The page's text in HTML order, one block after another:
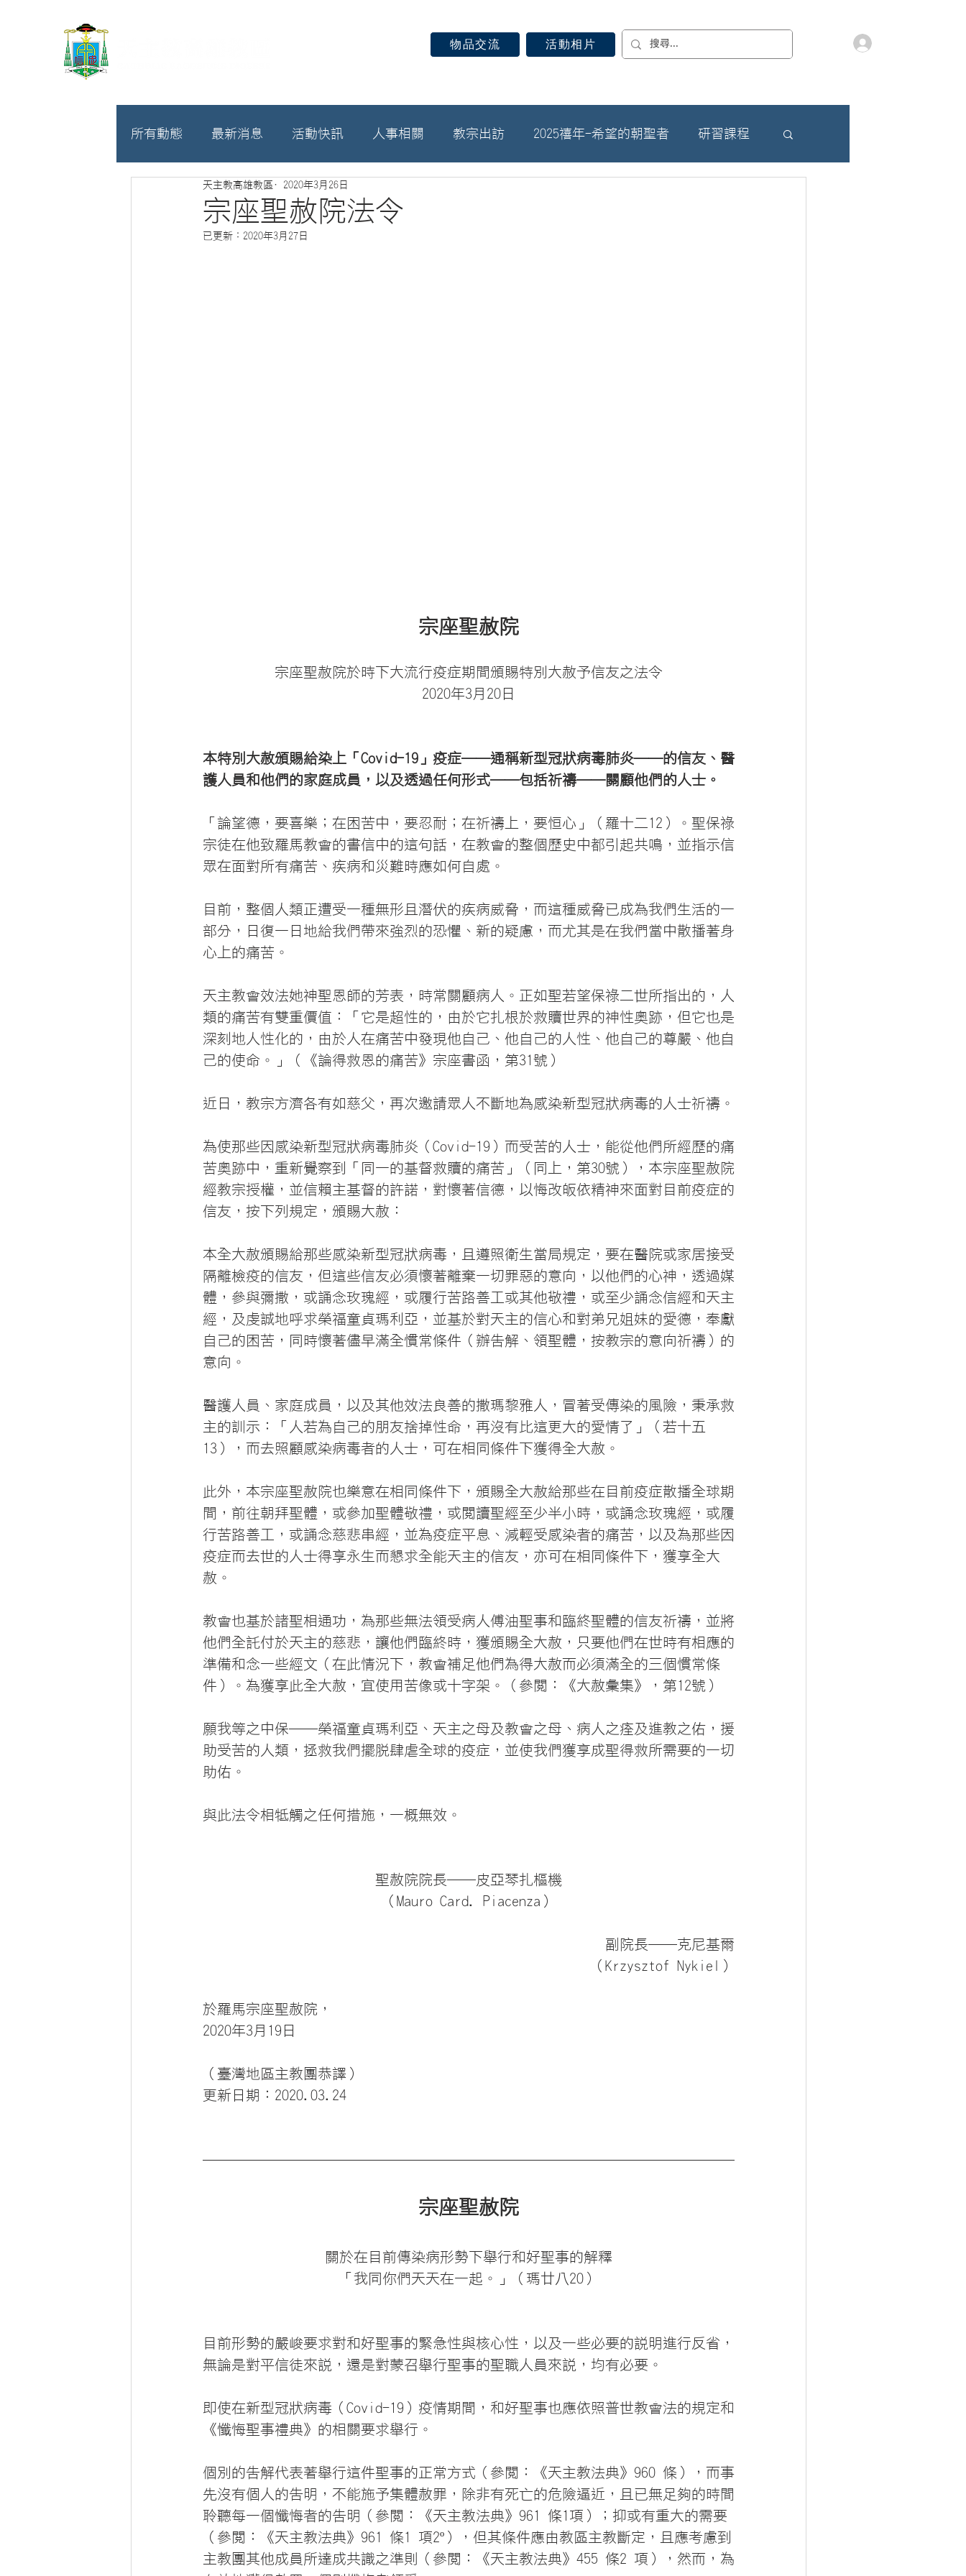
物品交流 活動相片
所有動態 最新消息 活動快訊 人事相關 教宗出訪 2025禧年-希望的朝聖者 研習課程
募款相關
宗座聖赦院法令
天主教高雄教區 2020年3月26日
已更新： 2020年3月27日
宗座聖赦院
宗座聖赦院於時下大流行疫症期間頒賜特別大赦予信友之法令
2020年3月20日
本特別大赦頒賜給染上「Covid-19」疫症──通稱新型冠狀病毒肺炎──的信友、醫
護人員和他們的家庭成員，以及透過任何形式──包括祈禱──關顧他們的人士。
「論望德，要喜樂；在困苦中，要忍耐；在祈禱上，要恒心」（羅十二12）。聖保祿
宗徒在他致羅馬教會的書信中的這句話，在教會的整個歷史中都引起共鳴，並指示信
眾在面對所有痛苦、疾病和災難時應如何自處。
目前，整個人類正遭受一種無形且潛伏的疾病威脅，而這種威脅已成為我們生活的一
部分，日復一日地給我們帶來強烈的恐懼、新的疑慮，而尤其是在我們當中散播著身
心上的痛苦。
天主教會效法她神聖恩師的芳表，時常關顧病人。正如聖若望保祿二世所指出的，人
類的痛苦有雙重價值：「它是超性的，由於它扎根於救贖世界的神性奧跡，但它也是
深刻地人性化的，由於人在痛苦中發現他自己、他自己的人性、他自己的尊嚴、他自
己的使命。」（《論得救恩的痛苦》宗座書函，第31號）
近日，教宗方濟各有如慈父，再次邀請眾人不斷地為感染新型冠狀病毒的人士祈禱。
為使那些因感染新型冠狀病毒肺炎（Covid-19）而受苦的人士，能從他們所經歷的痛
苦奧跡中，重新覺察到「同一的基督救贖的痛苦」（同上，第30號），本宗座聖赦院
經教宗授權，並信賴主基督的許諾，對懷著信德，以悔改皈依精神來面對目前疫症的
信友，按下列規定，頒賜大赦：
本全大赦頒賜給那些感染新型冠狀病毒，且遵照衛生當局規定，要在醫院或家居接受
隔離檢疫的信友，但這些信友必須懷著離棄一切罪惡的意向，以他們的心神，透過媒
體，參與彌撒，或誦念玫瑰經，或履行苦路善工或其他敬禮，或至少誦念信經和天主
經，及虔誠地呼求榮福童貞瑪利亞，並基於對天主的信心和對弟兄姐妹的愛德，奉獻
自己的困苦，同時懷著儘早滿全慣常條件（辦告解、領聖體，按教宗的意向祈禱）的
意向。
醫護人員、家庭成員，以及其他效法良善的撒瑪黎雅人，冒著受傳染的風險，秉承救
主的訓示：「人若為自己的朋友捨掉性命，再沒有比這更大的愛情了」（若十五
13），而去照顧感染病毒者的人士，可在相同條件下獲得全大赦。
此外，本宗座聖赦院也樂意在相同條件下，頒賜全大赦給那些在目前疫症散播全球期
間，前往朝拜聖體，或參加聖體敬禮，或閱讀聖經至少半小時，或誦念玫瑰經，或履
行苦路善工，或誦念慈悲串經，並為疫症平息、減輕受感染者的痛苦，以及為那些因
疫症而去世的人士得享永生而懇求全能天主的信友，亦可在相同條件下，獲享全大
赦。
教會也基於諸聖相通功，為那些無法領受病人傅油聖事和臨終聖體的信友祈禱，並將
他們全託付於天主的慈悲，讓他們臨終時，獲頒賜全大赦，只要他們在世時有相應的
準備和念一些經文（在此情況下，教會補足他們為得大赦而必須滿全的三個慣常條
件）。為獲享此全大赦，宜使用苦像或十字架。（參閱：《大赦彙集》，第12號）
願我等之中保──榮福童貞瑪利亞、天主之母及教會之母、病人之痊及進教之佑，援
助受苦的人類，拯救我們擺脫肆虐全球的疫症，並使我們獲享成聖得救所需要的一切
助佑。
與此法令相牴觸之任何措施，一概無效。
聖赦院院長──皮亞琴扎樞機
（Mauro Card. Piacenza）
副院長──克尼基爾
（Krzysztof Nykiel）
於羅馬宗座聖赦院，
2020年3月19日
（臺灣地區主教團恭譯）
更新日期：2020.03.24
宗座聖赦院
關於在目前傳染病形勢下舉行和好聖事的解釋
「我同你們天天在一起。」（瑪廿八20）
目前形勢的嚴峻要求對和好聖事的緊急性與核心性，以及一些必要的說明進行反省，
無論是對平信徒來說，還是對蒙召舉行聖事的聖職人員來說，均有必要。
即使在新型冠狀病毒（Covid-19）疫情期間，和好聖事也應依照普世教會法的規定和
《懺悔聖事禮典》的相關要求舉行。
個別的告解代表著舉行這件聖事的正常方式（參閱：《天主教法典》960 條），而事
先沒有個人的告明，不能施予集體赦罪，除非有死亡的危險逼近，且已無足夠的時間
聆聽每一個懺悔者的告明（參閱：《天主教法典》961 條1項）；抑或有重大的需要
（參閱：《天主教法典》961 條1 項2º），但其條件應由教區主教斷定，且應考慮到
主教團其他成員所達成共識之準則（參閱：《天主教法典》455 條2 項），然而，為